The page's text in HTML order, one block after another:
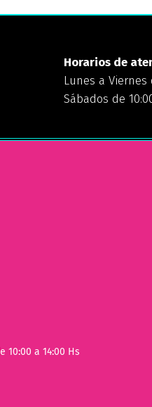
Horarios de
Lunes a Viernes
Sábados de
10:00 a 14:00 Hs